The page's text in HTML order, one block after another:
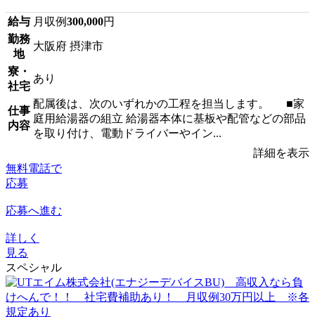
給与 月収例300,000円
勤務
地
大阪府 摂津市
寮・
社宅
あり
仕事
内容
配属後は、次のいずれかの工程を担当します。 ■家
庭用給湯器の組立 給湯器本体に基板や配管などの部品
を取り付け、電動ドライバーやイン...
詳細を表示
無料電話で
応募
応募へ進む
詳しく
見る
スペシャル